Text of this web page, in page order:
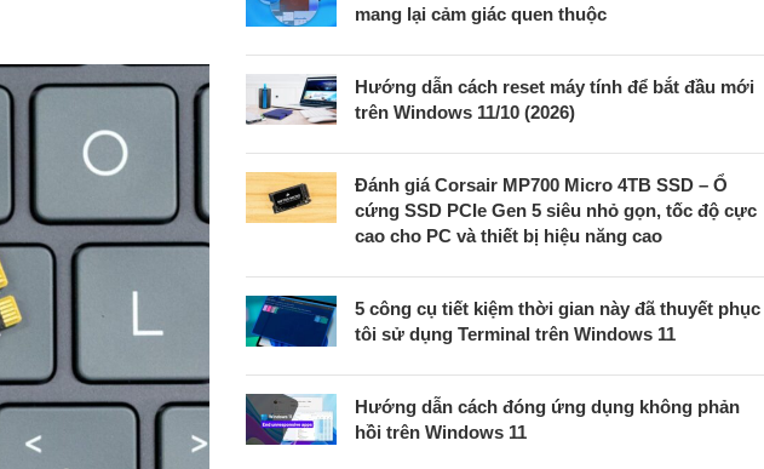
mang lại cảm giác quen thuộc
Hướng dẫn cách reset máy tính để bắt đầu mới
trên Windows 11/10 (2026)
Đánh giá Corsair MP700 Micro 4TB SSD – Ổ
cứng SSD PCIe Gen 5 siêu nhỏ gọn, tốc độ cực
cao cho PC và thiết bị hiệu năng cao
5 công cụ tiết kiệm thời gian này đã thuyết phục
tôi sử dụng Terminal trên Windows 11
Hướng dẫn cách đóng ứng dụng không phản
hồi trên Windows 11